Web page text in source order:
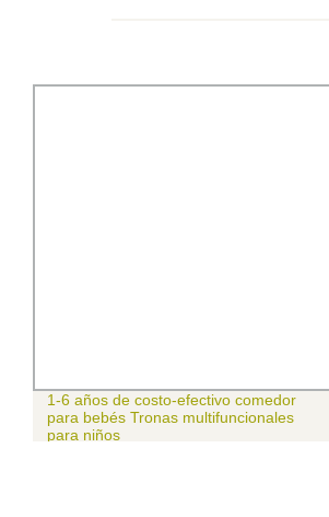
1-6 años de costo-efectivo comedor
para bebés Tronas multifuncionales
para niños